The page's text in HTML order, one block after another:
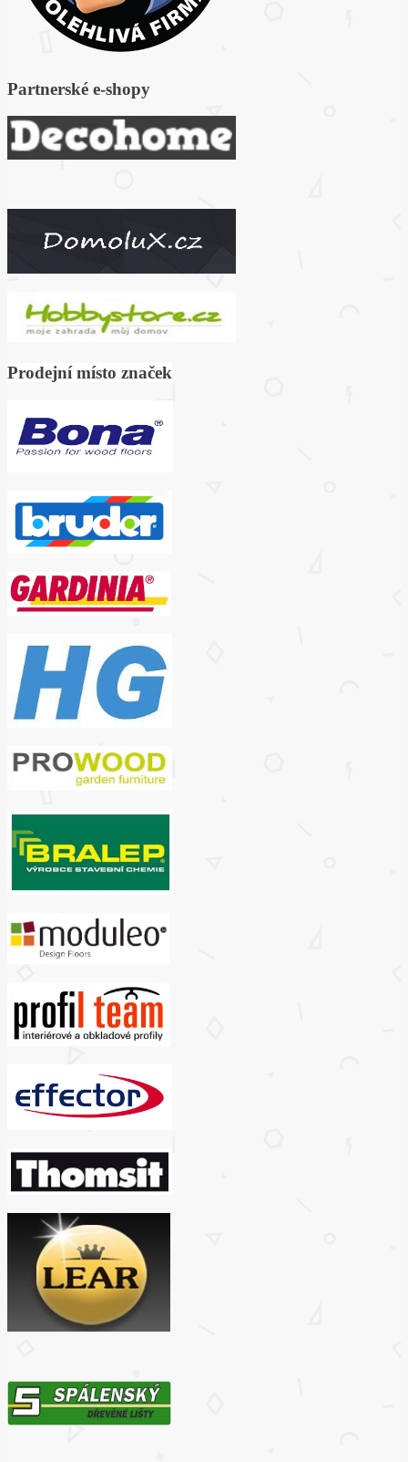
Partnerské e-shopy
Prodejní místo značek